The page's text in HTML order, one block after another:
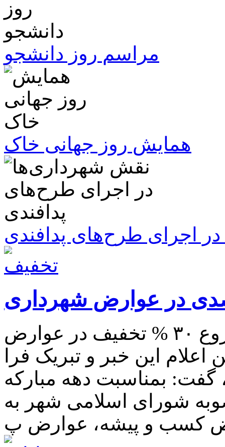
مراسم روز دانشجو
همایش روز جهانی خاک
اجرای طرح‌های پدافندی
شهردار پارس آباد از شروع ۳۰ % تخفیف در عوارض
این خبر و تبریک فرا
گفت: بمناسبت دهه مبارکه
شورای اسلامی شهر به